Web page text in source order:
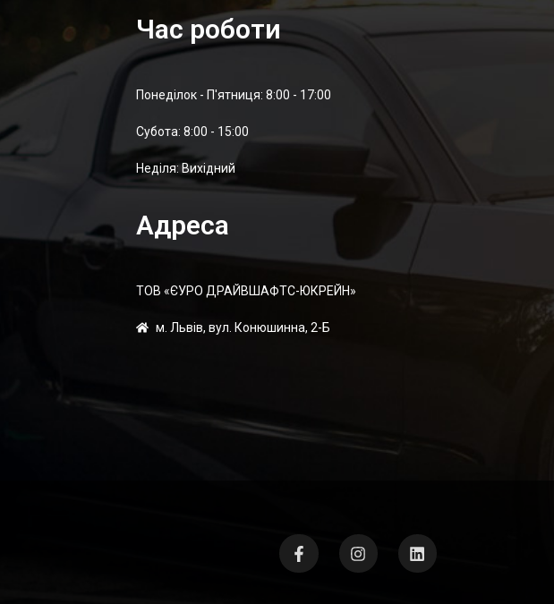
Час роботи
Понеділок - П'ятниця: 8:00 - 17:00
Суботa: 8:00 - 15:00
Неділя: Вихідний
Адреса
ТОВ «ЄУРО ДРАЙВШАФТC-ЮКРЕЙН»
м. Львів, вул. Конюшинна, 2-Б